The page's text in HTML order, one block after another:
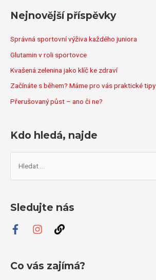
Nejnovější příspěvky
Správná sportovní výživa každého juniora
Glutamin v roli sportovce
Kvašená zelenina jako klíč ke zdraví
Začínáte s během? Máme pro vás praktické tipy
Přerušovaný půst – ano či ne?
Kdo hledá, najde
e
d
p
Sledujte nás
Co vás zajímá?